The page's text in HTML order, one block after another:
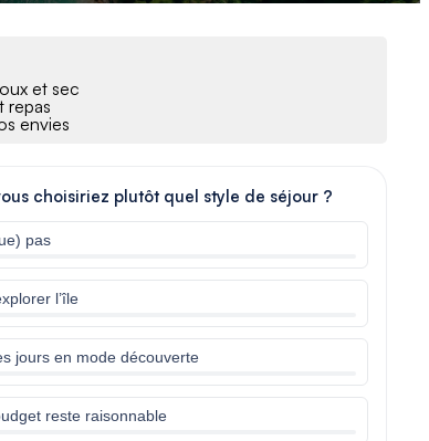
et sec
repas
envies
choisiriez plutôt quel style de séjour ?
pas
l’île
jours en mode découverte
reste raisonnable